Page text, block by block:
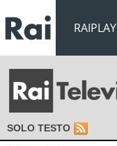
RAIPLAY
SOLO TESTO